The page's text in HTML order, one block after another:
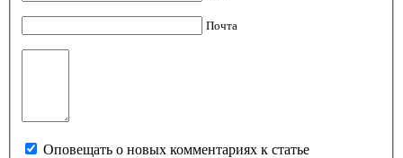
Почта
Оповещать о новых комментариях к статье